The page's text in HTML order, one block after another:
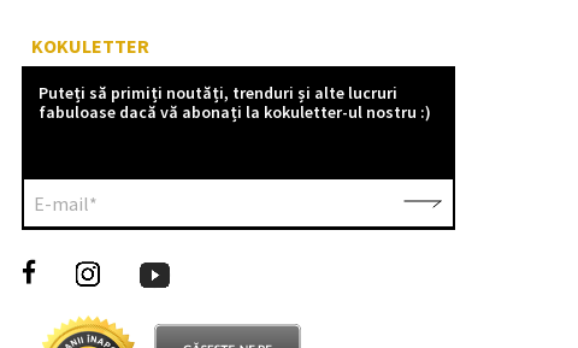
KOKULETTER
Puteți să primiți noutăți, trenduri și alte lucruri
fabuloase dacă vă abonați la kokuletter-ul nostru :)
E-mail*